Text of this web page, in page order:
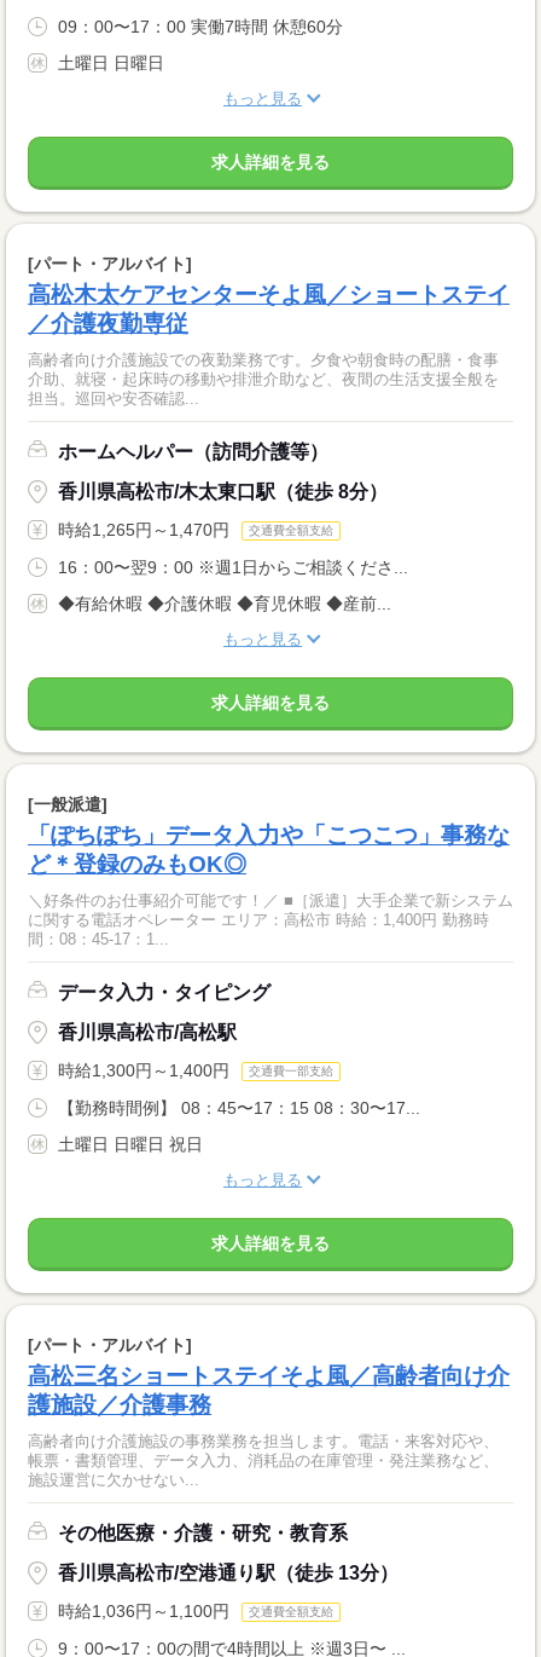
09：00〜17：00 実働7時間 休憩60分
土曜日 日曜日
もっと見る
求人詳細を見る
[パート・アルバイト]
高松木太ケアセンターそよ風／ショートステイ
／介護夜勤専従
高齢者向け介護施設での夜勤業務です。夕食や朝食時の配膳・食事
介助、就寝・起床時の移動や排泄介助など、夜間の生活支援全般を
担当。巡回や安否確認...
ホームヘルパー（訪問介護等）
香川県高松市/木太東口駅（徒歩 8分）
時給1,265円～1,470円 交通費全額支給
16：00〜翌9：00 ※週1日からご相談くださ...
◆有給休暇 ◆介護休暇 ◆育児休暇 ◆産前...
もっと見る
求人詳細を見る
[一般派遣]
「ぽちぽち」データ入力や「こつこつ」事務な
ど＊登録のみもOK◎
＼好条件のお仕事紹介可能です！／ ■［派遣］大手企業で新システム
に関する電話オペレーター エリア：高松市 時給：1,400円 勤務時
間：08：45-17：1...
データ入力・タイピング
香川県高松市/高松駅
時給1,300円～1,400円 交通費一部支給
【勤務時間例】 08：45〜17：15 08：30〜17...
土曜日 日曜日 祝日
もっと見る
求人詳細を見る
[パート・アルバイト]
高松三名ショートステイそよ風／高齢者向け介
護施設／介護事務
高齢者向け介護施設の事務業務を担当します。電話・来客対応や、
帳票・書類管理、データ入力、消耗品の在庫管理・発注業務など、
施設運営に欠かせない...
その他医療・介護・研究・教育系
香川県高松市/空港通り駅（徒歩 13分）
時給1,036円～1,100円 交通費全額支給
9：00〜17：00の間で4時間以上 ※週3日〜 ...